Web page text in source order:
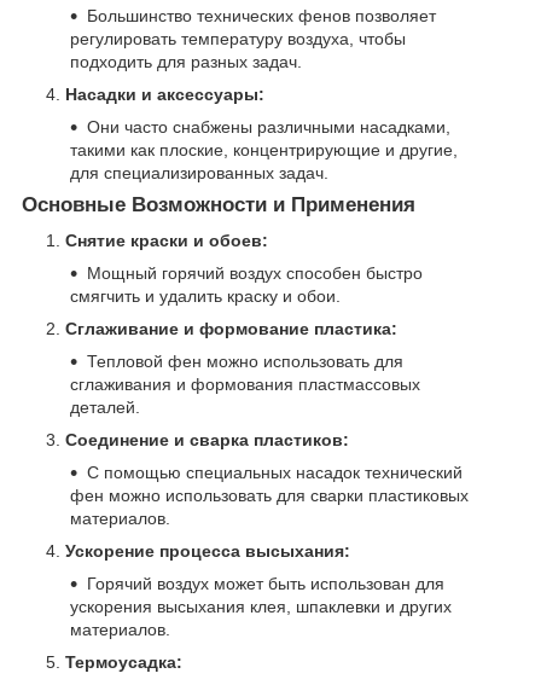
Большинство технических фенов позволяет
регулировать температуру воздуха, чтобы
подходить для разных задач.
Насадки и аксессуары:
Они часто снабжены различными насадками,
такими как плоские, концентрирующие и другие,
для специализированных задач.
Основные Возможности и Применения
Снятие краски и обоев:
Мощный горячий воздух способен быстро
смягчить и удалить краску и обои.
Сглаживание и формование пластика:
Тепловой фен можно использовать для
сглаживания и формования пластмассовых
деталей.
Соединение и сварка пластиков:
С помощью специальных насадок технический
фен можно использовать для сварки пластиковых
материалов.
Ускорение процесса высыхания:
Горячий воздух может быть использован для
ускорения высыхания клея, шпаклевки и других
материалов.
Термоусадка: